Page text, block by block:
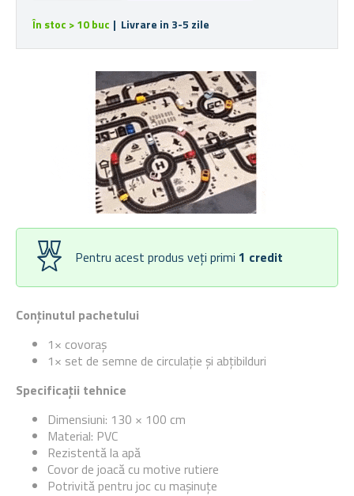
Conținutul pachetului
1× covoraș
1× set de semne de circulație și abțibilduri
Specificații tehnice
Dimensiuni: 130 × 100 cm
Material: PVC
Rezistentă la apă
Covor de joacă cu motive rutiere
Potrivită pentru joc cu mașinuțe
În stoc > 10 buc | Livrare in 3-5 zile
Pentru acest produs veți primi 1 credit